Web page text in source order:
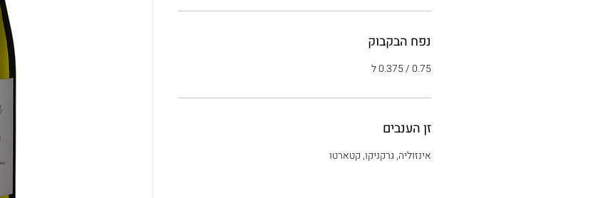
נפח הבקבוק
0.75 / 0.375 ל
זן הענבים
אינזוליה, גרקניקו, קטארטו